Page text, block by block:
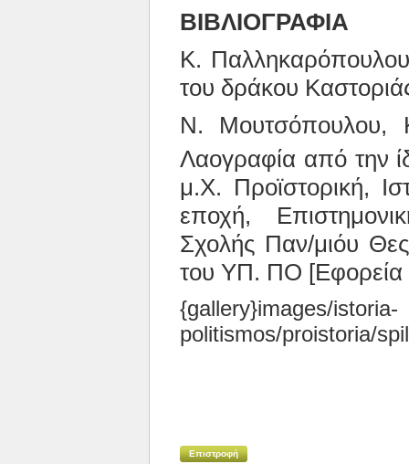
ΒΙΒΛΙΟΓΡΑΦΙΑ
Κ.
του δράκου
Ν. Μουτσόπουλου,
Λαογραφία από την
μ.Χ. Προϊστορική,
εποχή,
Σχολής Παν/μιόυ
του ΥΠ. ΠΟ [Εφορεία
{gallery}images/istoria-
politismos/proistoria/